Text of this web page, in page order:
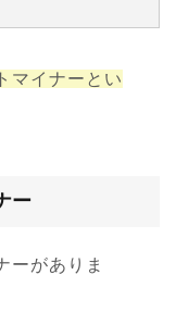
マイナーとい
ー
ーがありま